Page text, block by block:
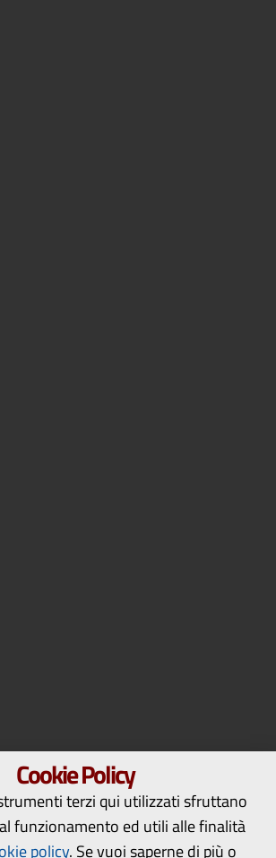
Cookie Policy
terzi qui utilizzati sfruttano
funzionamento ed utili alle finalità
policy. Se vuoi saperne di più o